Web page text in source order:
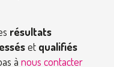
résultats
et qualifiés
à nous contacter